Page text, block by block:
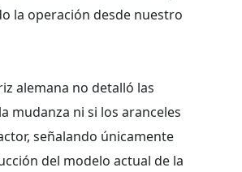
la operación desde nuestro
alemana no detalló las
mudanza ni si los aranceles
señalando únicamente
del modelo actual de la